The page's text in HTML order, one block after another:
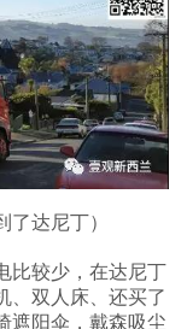
了达尼丁）
比较少，在达尼丁
、双人床、还买了
遮阳伞，戴森吸尘